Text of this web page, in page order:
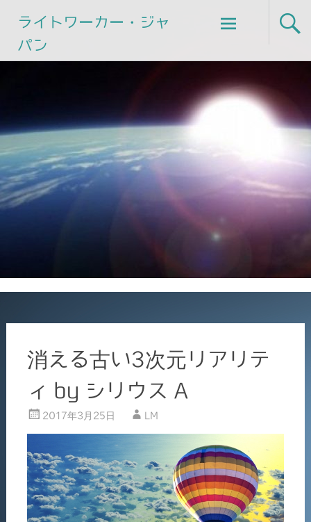
ライトワーカー・ジャ
パン
Skip
to
消える古い3次元リアリテ
ィ by シリウス A
2017年3月25日 LM